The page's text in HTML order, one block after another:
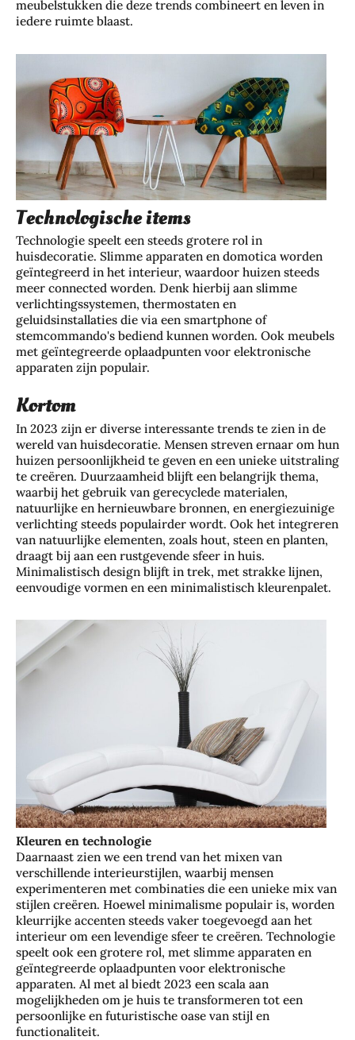
meubelstukken die deze trends combineert en leven in
iedere ruimte blaast.
Technologische items
Technologie speelt een steeds grotere rol in
huisdecoratie. Slimme apparaten en domotica worden
geïntegreerd in het interieur, waardoor huizen steeds
meer connected worden. Denk hierbij aan slimme
verlichtingssystemen, thermostaten en
geluidsinstallaties die via een smartphone of
stemcommando's bediend kunnen worden. Ook meubels
met geïntegreerde oplaadpunten voor elektronische
apparaten zijn populair.
Kortom
In 2023 zijn er diverse interessante trends te zien in de
wereld van huisdecoratie. Mensen streven ernaar om hun
huizen persoonlijkheid te geven en een unieke uitstraling
te creëren. Duurzaamheid blijft een belangrijk thema,
waarbij het gebruik van gerecyclede materialen,
natuurlijke en hernieuwbare bronnen, en energiezuinige
verlichting steeds populairder wordt. Ook het integreren
van natuurlijke elementen, zoals hout, steen en planten,
draagt bij aan een rustgevende sfeer in huis.
Minimalistisch design blijft in trek, met strakke lijnen,
eenvoudige vormen en een minimalistisch kleurenpalet.
Kleuren en technologie
Daarnaast zien we een trend van het mixen van
verschillende interieurstijlen, waarbij mensen
experimenteren met combinaties die een unieke mix van
stijlen creëren. Hoewel minimalisme populair is, worden
kleurrijke accenten steeds vaker toegevoegd aan het
interieur om een levendige sfeer te creëren. Technologie
speelt ook een grotere rol, met slimme apparaten en
geïntegreerde oplaadpunten voor elektronische
apparaten. Al met al biedt 2023 een scala aan
mogelijkheden om je huis te transformeren tot een
persoonlijke en futuristische oase van stijl en
functionaliteit.